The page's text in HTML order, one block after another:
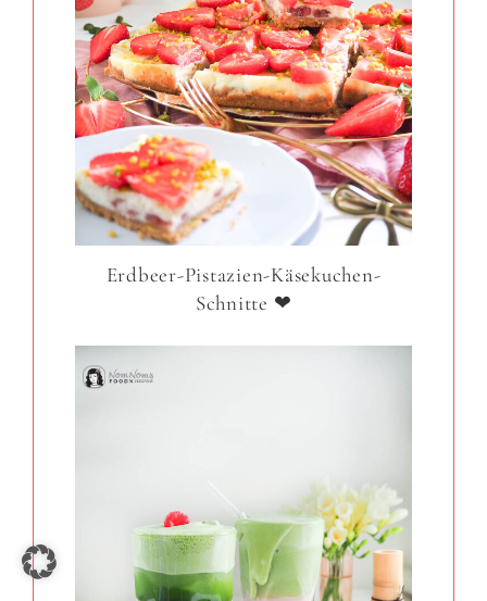
Erdbeer-Pistazien-Käsekuchen-
Schnitte ❤